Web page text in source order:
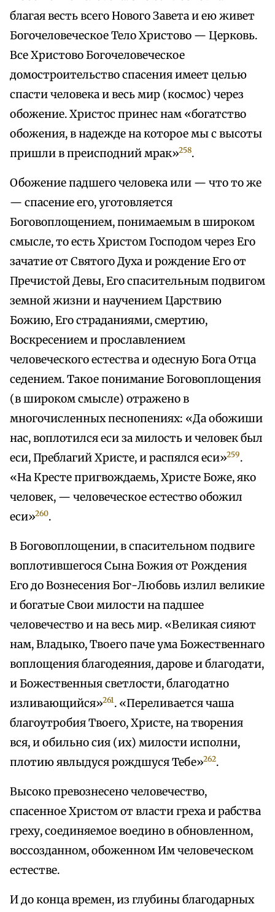
благая весть всего Нового Завета и ею живет
Богочеловеческое Тело Христово — Церковь.
Все Христово Богочеловеческое
домостроительство спасения имеет целью
спасти человека и весь мир (космос) через
обожение. Христос принес нам «богатство
обожения, в надежде на которое мы с высоты
пришли в преисподний мрак»258.
Обожение падшего человека или — что то же
— спасение его, уготовляется
Боговоплощением, понимаемым в широком
смысле, то есть Христом Господом через Его
зачатие от Святого Духа и рождение Его от
Пречистой Девы, Его спасительным подвигом
земной жизни и научением Царствию
Божию, Его страданиями, смертию,
Воскресением и прославлением
человеческого естества и одесную Бога Отца
седением. Такое понимание Боговоплощения
(в широком смысле) отражено в
многочисленных песнопениях: «Да обожиши
нас, воплотился еси за милость и человек был
еси, Преблагий Христе, и распялся еси»259.
«На Кресте пригвождаемь, Христе Боже, яко
человек, — человеческое естество обожил
еси»260.
В Боговоплощении, в спасительном подвиге
воплотившегося Сына Божия от Рождения
Его до Вознесения Бог-Любовь излил великие
и богатые Свои милости на падшее
человечество и на весь мир. «Великая сияют
нам, Владыко, Твоего паче ума Божественнаго
воплощения благодеяния, дарове и благодати,
и Божественныя светлости, благодатно
изливающийся»261. «Переливается чаша
благоутробия Твоего, Христе, на творения
вся, и обильно сия (их) милости исполни,
плотию явлыдуся рождшуся Тебе»262.
Высоко превознесено человечество,
спасенное Христом от власти греха и рабства
греху, соединяемое воедино в обновленном,
воссозданном, обоженном Им человеческом
естестве.
И до конца времен, из глубины благодарных